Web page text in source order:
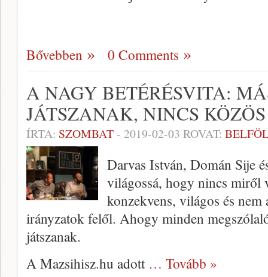
Bővebben 0 Comments
A NAGY BETÉRÉSVITA:
JÁTSZANAK, NINCS
ÍRTA: SZOMBAT- 2019-02-03 ROVAT:
Darvas István, Domán Sije
világossá, hogy nincs miről
konzekvens, világos és
irányzatok felől. Ahogy minden
játszanak.
A Mazsihisz.hu adott … Tovább »